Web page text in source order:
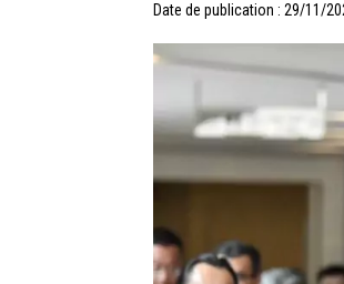
Date de publication : 29/11/